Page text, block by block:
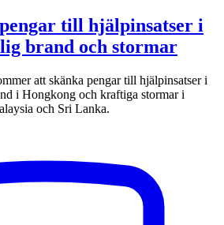
till hjälpinsatser i
brand och stormar
att skänka pengar till hjälpinsatser i
i Hongkong och kraftiga stormar i
och Sri Lanka.